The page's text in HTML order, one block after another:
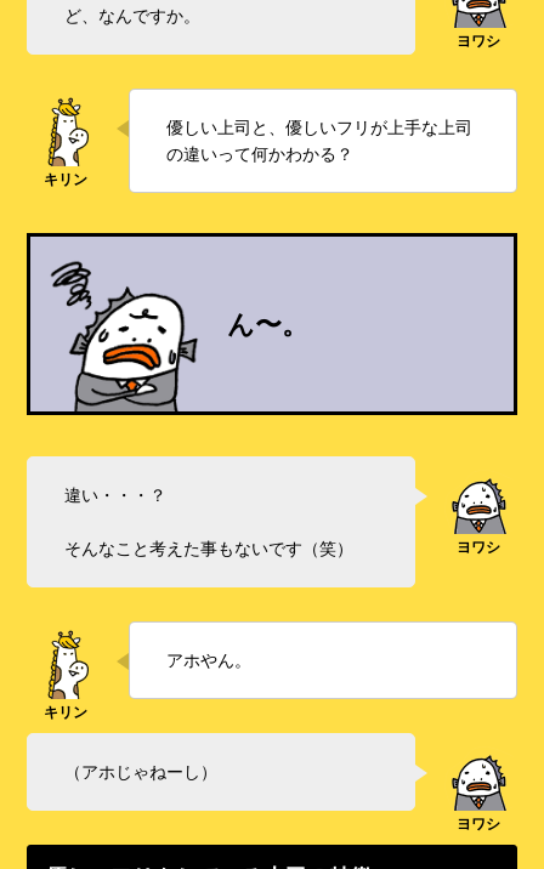
ど、なんですか。
優しい上司と、優しいフリが上手な上司
の違いって何かわかる？
ん〜。
違い・・・？
そんなこと考えた事もないです（笑）
アホやん。
（アホじゃねーし）